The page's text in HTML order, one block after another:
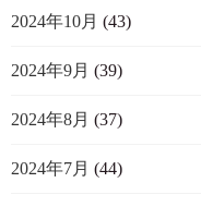
2024年10月 (43)
2024年9月 (39)
2024年8月 (37)
2024年7月 (44)